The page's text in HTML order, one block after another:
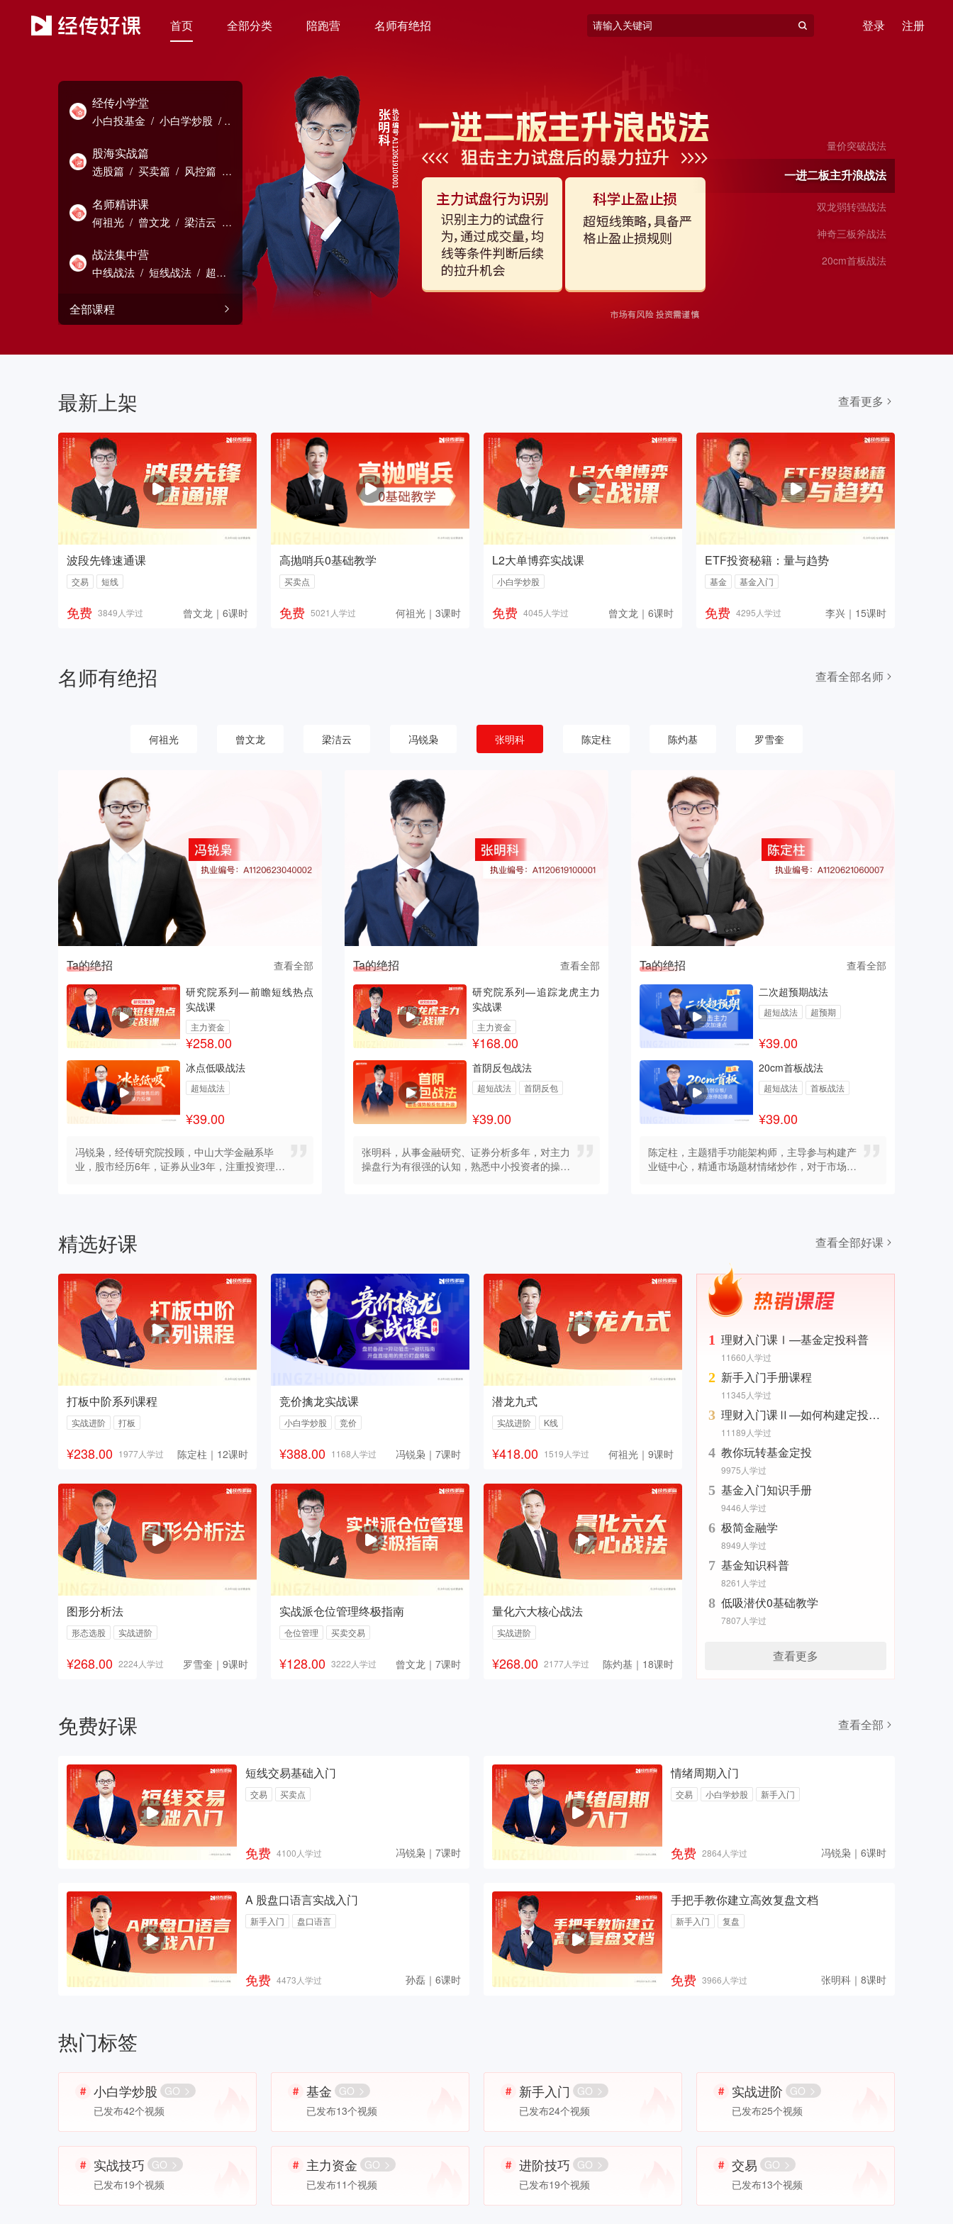
首页 全部分类 陪跑营 名师有绝招 登录 注册
经传小学堂
小白投基金 / 小白学炒股 /
股海实战篇
选股篇 / 买卖篇 / 风控篇 /
名师精讲课
何祖光 / 曾文龙 / 梁洁云 /
陈灼基/罗雪奎
战法集中营
中线战法 / 短线战法 / 超短
全部课程
量价突破战法
一进二板主升浪战法
双龙弱转强战法
神奇三板斧战法
20cm首板战法
最新上架 查看更多
波段先锋速通课
交易 短线
免费 3849人学过 曾文龙｜6课时
高抛哨兵0基础教学
买卖点
免费 5021人学过 何祖光｜3课时
L2大单博弈实战课
小白学炒股
免费 4045人学过 曾文龙｜6课时
ETF投资秘籍：量与趋势
基金 基金入门
免费 4295人学过 李兴｜15课时
名师有绝招 查看全部名师
何祖光 曾文龙 梁洁云 冯锐枭 张明科 陈定柱 陈灼基 罗雪奎
Ta的绝招
查看全部
研究院系列—前瞻短线热点
实战课
主力资金
¥258.00
冰点低吸战法
超短战法
¥39.00
冯锐枭，经传研究院投顾，中山大学金融系毕
业，股市经历6年，证券从业3年，注重投资理论
Ta的绝招
查看全部
研究院系列—追踪龙虎主力
实战课
主力资金
¥168.00
首阴反包战法
超短战法 首阴反包
¥39.00
张明科，从事金融研究、证券分析多年，对主力
操盘行为有很强的认知，熟悉中小投资者的操作
Ta的绝招
查看全部
二次超预期战法
超短战法 超预期
¥39.00
20cm首板战法
超短战法 首板战法
¥39.00
陈定柱，主题猎手功能架构师，主导参与构建产
业链中心，精通市场题材情绪炒作，对于市场游
精选好课 查看全部好课
打板中阶系列课程
实战进阶 打板
¥238.00 1977人学过 陈定柱｜12课时
竞价擒龙实战课
小白学炒股 竞价
¥388.00 1168人学过 冯锐枭｜7课时
潜龙九式
实战进阶 K线
¥418.00 1519人学过 何祖光｜9课时
图形分析法
形态选股 实战进阶
¥268.00 2224人学过 罗雪奎｜9课时
实战派仓位管理终极指南
仓位管理 买卖交易
¥128.00 3222人学过 曾文龙｜7课时
量化六大核心战法
实战进阶
¥268.00 2177人学过 陈灼基｜18课时
1 理财入门课Ⅰ—基金定投科普
11660人学过
2 新手入门手册课程
11345人学过
3 理财入门课Ⅱ—如何构建定投计划
11189人学过
4 教你玩转基金定投
9975人学过
5 基金入门知识手册
9446人学过
6 极简金融学
8949人学过
7 基金知识科普
8261人学过
8 低吸潜伏0基础教学
7807人学过
查看更多
免费好课 查看全部
短线交易基础入门
交易 买卖点
免费 4100人学过 冯锐枭｜7课时
情绪周期入门
交易 小白学炒股 新手入门
免费 2864人学过 冯锐枭｜6课时
A 股盘口语言实战入门
新手入门 盘口语言
免费 4473人学过 孙磊｜6课时
手把手教你建立高效复盘文档
新手入门 复盘
免费 3966人学过 张明科｜8课时
热门标签
小白学炒股 GO
已发布42个视频
基金 GO
已发布13个视频
新手入门
GO
已发布24个视频
实战进阶 GO
已发布25个视频
实战技巧 GO
已发布19个视频
主力资金 GO
已发布11个视频
进阶技巧 GO
已发布19个视频
交易 GO
已发布13个视频